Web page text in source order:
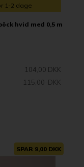
1-2 dage
hvid med 0,5 m
104,00 DKK
115,00 DKK
SPAR 9,00 DKK